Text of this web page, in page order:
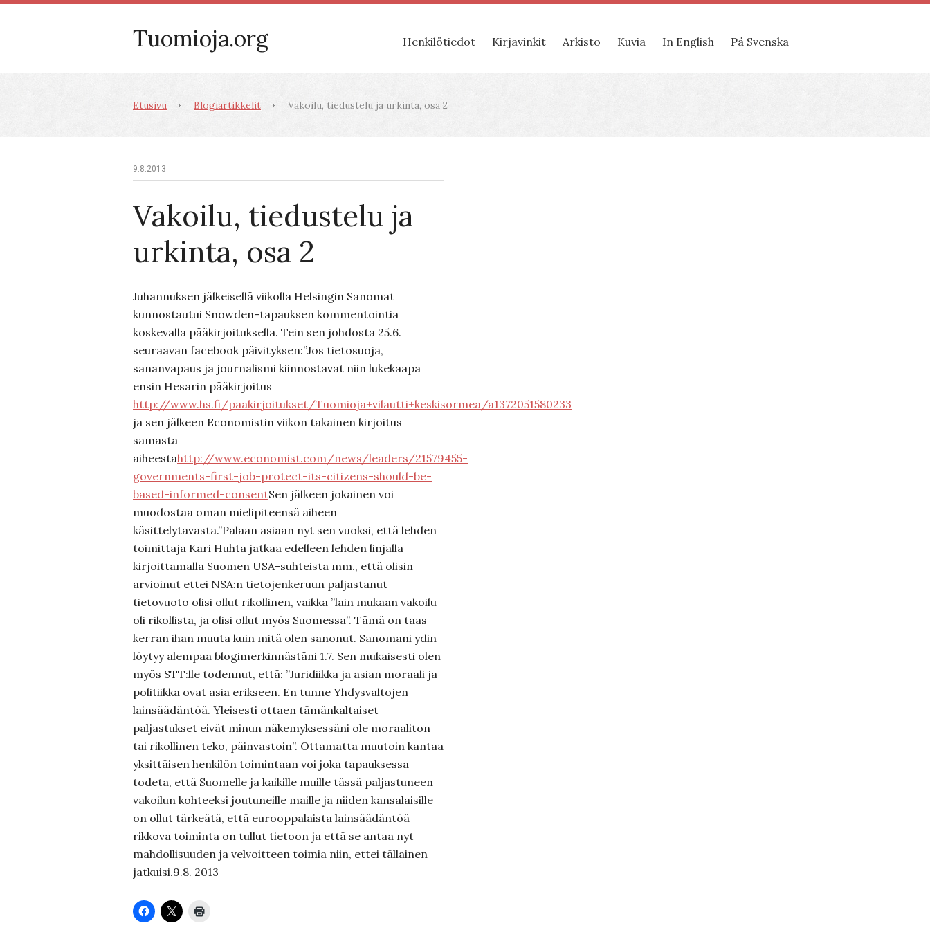
Tuomioja.org Henkilötiedot Kirjavinkit Arkisto Kuvia In English På Svenska
Etusivu Blogiartikkelit Vakoilu, tiedustelu ja urkinta, osa 2
9.8.2013
Vakoilu, tiedustelu ja
urkinta, osa 2
Juhannuksen jälkeisellä viikolla Helsingin Sanomat
kunnostautui Snowden-tapauksen kommentointia
koskevalla pääkirjoituksella. Tein sen johdosta 25.6.
seuraavan facebook päivityksen:”Jos tietosuoja,
sananvapaus ja journalismi kiinnostavat niin lukekaapa
ensin Hesarin pääkirjoitus
http://www.hs.fi/paakirjoitukset/Tuomioja+vilautti+keskisormea/a1372051580233
ja sen jälkeen Economistin viikon takainen kirjoitus
samasta
aiheestahttp://www.economist.com/news/leaders/21579455-
governments-first-job-protect-its-citizens-should-be-
based-informed-consentSen jälkeen jokainen voi
muodostaa oman mielipiteensä aiheen
käsittelytavasta.”Palaan asiaan nyt sen vuoksi, että lehden
toimittaja Kari Huhta jatkaa edelleen lehden linjalla
kirjoittamalla Suomen USA-suhteista mm., että olisin
arvioinut ettei NSA:n tietojenkeruun paljastanut
tietovuoto olisi ollut rikollinen, vaikka ”lain mukaan vakoilu
oli rikollista, ja olisi ollut myös Suomessa”. Tämä on taas
kerran ihan muuta kuin mitä olen sanonut. Sanomani ydin
löytyy alempaa blogimerkinnästäni 1.7. Sen mukaisesti olen
myös STT:lle todennut, että: ”Juridiikka ja asian moraali ja
politiikka ovat asia erikseen. En tunne Yhdysvaltojen
lainsäädäntöä. Yleisesti ottaen tämänkaltaiset
paljastukset eivät minun näkemyksessäni ole moraaliton
tai rikollinen teko, päinvastoin”. Ottamatta muutoin kantaa
yksittäisen henkilön toimintaan voi joka tapauksessa
todeta, että Suomelle ja kaikille muille tässä paljastuneen
vakoilun kohteeksi joutuneille maille ja niiden kansalaisille
on ollut tärkeätä, että eurooppalaista lainsäädäntöä
rikkova toiminta on tullut tietoon ja että se antaa nyt
mahdollisuuden ja velvoitteen toimia niin, ettei tällainen
jatkuisi.9.8. 2013